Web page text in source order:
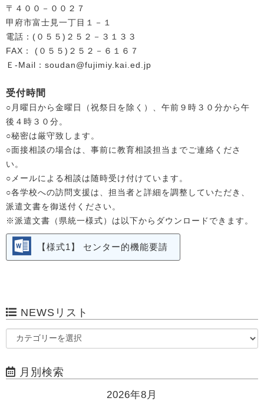
〒４００－００２７
甲府市富士見一丁目１－１
電話：(０５５)２５２－３１３３
FAX： (０５５)２５２－６１６７
Ｅ-Mail：soudan@fujimiy.kai.ed.jp
受付時間
○月曜日から金曜日（祝祭日を除く）、午前９時３０分から午
後４時３０分。
○秘密は厳守致します。
○面接相談の場合は、事前に教育相談担当までご連絡くださ
い。
○メールによる相談は随時受け付けています。
○各学校への訪問支援は、担当者と詳細を調整していただき、
派遣文書を御送付ください。
※派遣文書（県統一様式）は以下からダウンロードできます。
【様式1】 センター的機能要請
NEWSリスト
月別検索
2026年8月